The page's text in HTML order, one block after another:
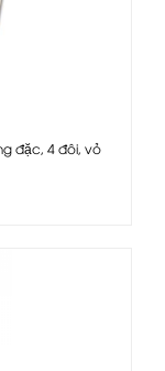
đặc, 4 đôi, vỏ